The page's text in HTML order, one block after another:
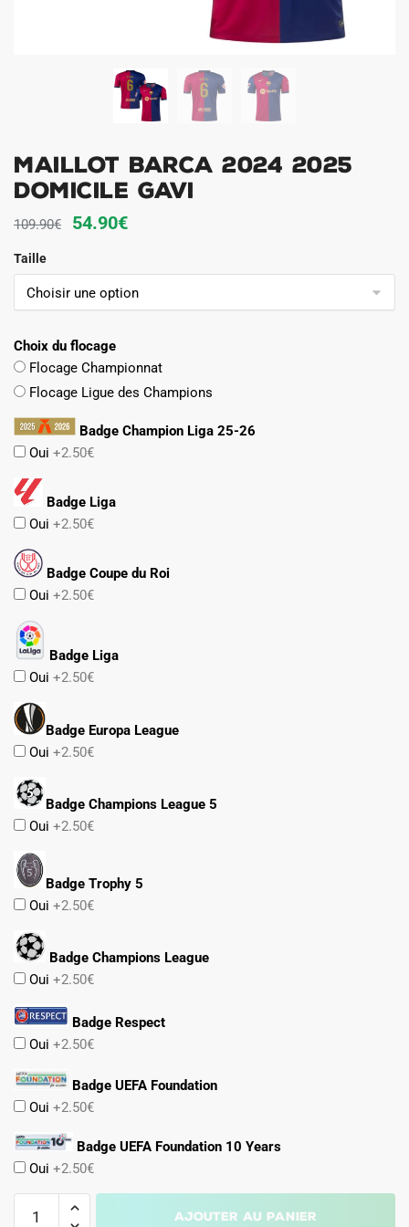
Maillot Barca 2024 2025
Domicile Gavi
109.90€
Le
initial
était :
54.90€Le
actuel
est :
Taille
Choix du flocage
Flocage Championnat
Flocage Ligue des Champions
Badge Champion Liga 25-26
Oui +2.50€
Badge Liga
Oui +2.50€
Badge Coupe du Roi
Oui +2.50€
Badge Liga
Oui +2.50€
Badge Europa League
Oui +2.50€
Badge Champions League 5
Oui +2.50€
Badge Trophy 5
Oui +2.50€
Badge Champions League
Oui +2.50€
Badge Respect
Oui +2.50€
Badge UEFA Foundation
Oui +2.50€
Badge UEFA Foundation 10 Years
Oui +2.50€
Ajouter au panier